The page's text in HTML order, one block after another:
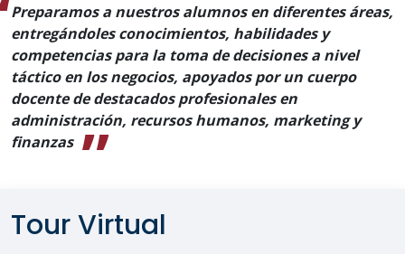
Preparamos a nuestros alumnos en diferentes áreas,
entregándoles conocimientos, habilidades y
competencias para la toma de decisiones a nivel
táctico en los negocios, apoyados por un cuerpo
docente de destacados profesionales en
administración, recursos humanos, marketing y
finanzas
Tour Virtual